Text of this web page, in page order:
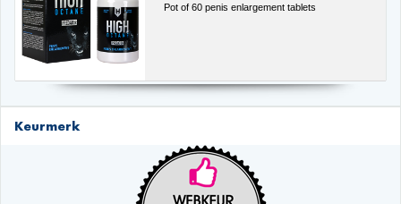
Pot of 60 penis enlargement tablets
Keurmerk